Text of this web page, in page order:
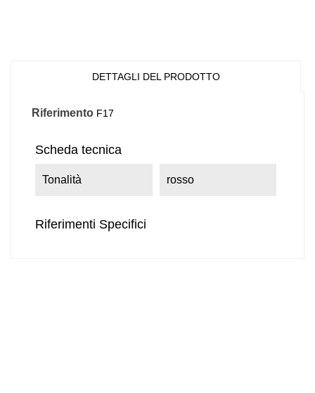
DETTAGLI DEL PRODOTTO
Riferimento F17
Scheda tecnica
Tonalità rosso
Riferimenti Specifici